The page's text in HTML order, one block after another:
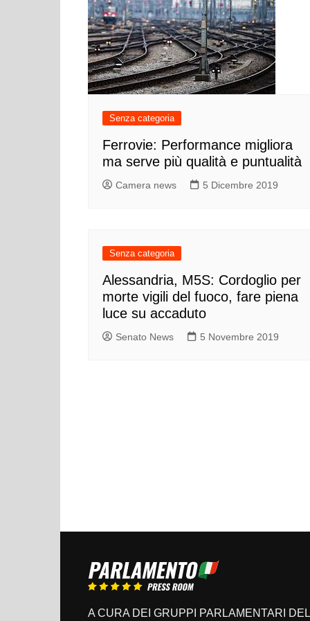
Senza categoria
Ferrovie: Performance migliora
ma serve più qualità e puntualità
Camera news 5 Dicembre 2019
Senza categoria
Alessandria, M5S: Cordoglio per
morte vigili del fuoco, fare piena
luce su accaduto
Senato News 5 Novembre 2019
A CURA DEI GRUPPI PARLAMENTARI DEL